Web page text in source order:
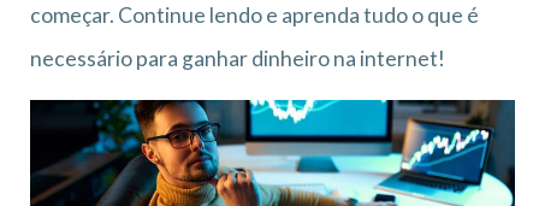
começar. Continue lendo e aprenda tudo o que é
necessário para ganhar dinheiro na internet!